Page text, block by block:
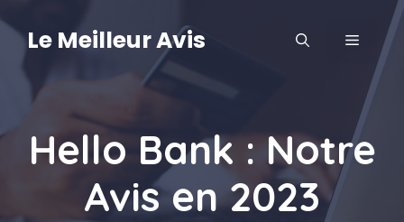
au
contenu
Le Meilleur Avis MENU
Hello Bank : Notre
Avis en 2023